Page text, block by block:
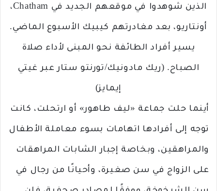
الذين شوهدوا في موقعهم الجديد في Chatham،
أونتاريو، بعد مغادرتهم كيبيك الأسبوع الماضي.
يسير أفراد الطائفة نحو المبنى لأداء صلاة
الصباح. (ريك مادونيك/تورنتو ستار عبر غيتي
إيمايز)
أينما حلت جماعة «ليف طاهور» أو ارتحلت، كانت
توجه إلى أفرادها اتهامات بسوء معاملة الأطفال
والمراهقين، وبخاصة إجبار الشابات المراهقات
على الزواج في سن صغيرة، وأحيانًا من رجال في